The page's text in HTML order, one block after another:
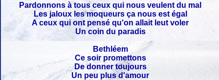
Pardonnons à tous ceux qui nous veulent du mal
Les jaloux les moqueurs ça nous est égal
A ceux qui ont pensé qu'on allait leut voler
Un coin du paradis
Bethléem
Ce soir promettons
De donner toujours
Un peu plus d'amour